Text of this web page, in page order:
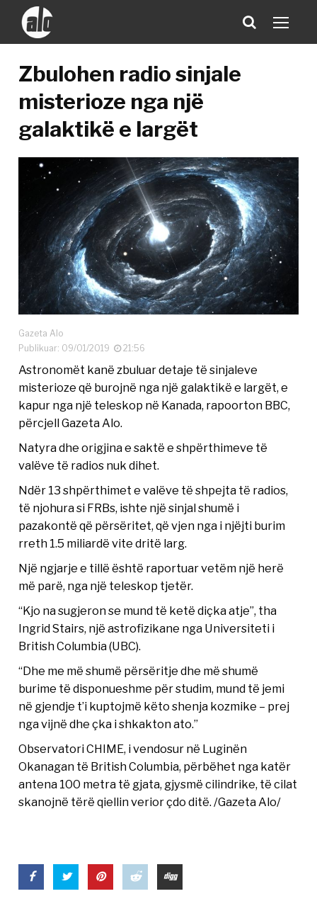
Zbulohen radio sinjale
misterioze nga një
galaktikë e largët
Gazeta Alo
Publikuar: 09/01/2019
21:56
Astronomët kanë zbuluar detaje të sinjaleve
misterioze që burojnë nga një galaktikë e largët, e
kapur nga një teleskop në Kanada, rapoorton BBC,
përcjell Gazeta Alo.
Natyra dhe origjina e saktë e shpërthimeve të
valëve të radios nuk dihet.
Ndër 13 shpërthimet e valëve të shpejta të radios,
të njohura si FRBs, ishte një sinjal shumë i
pazakontë që përsëritet, që vjen nga i njëjti burim
rreth 1.5 miliardë vite dritë larg.
Një ngjarje e tillë është raportuar vetëm një herë
më parë, nga një teleskop tjetër.
“Kjo na sugjeron se mund të ketë diçka atje”, tha
Ingrid Stairs, një astrofizikane nga Universiteti i
British Columbia (UBC).
“Dhe me më shumë përsëritje dhe më shumë
burime të disponueshme për studim, mund të jemi
në gjendje t’i kuptojmë këto shenja kozmike – prej
nga vijnë dhe çka i shkakton ato.”
Observatori CHIME, i vendosur në Luginën
Okanagan të British Columbia, përbëhet nga katër
antena 100 metra të gjata, gjysmë cilindrike, të cilat
skanojnë tërë qiellin verior çdo ditë. /Gazeta Alo/